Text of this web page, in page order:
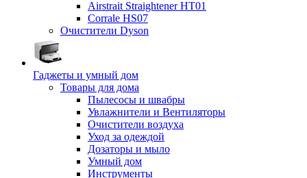
Airstrait Straightener HT01
Corrale HS07
Очистители Dyson
Гаджеты и умный дом
Товары для дома
Пылесосы и швабры
Увлажнители и Вентиляторы
Очистители воздуха
Уход за одеждой
Дозаторы и мыло
Умный дом
Инструменты